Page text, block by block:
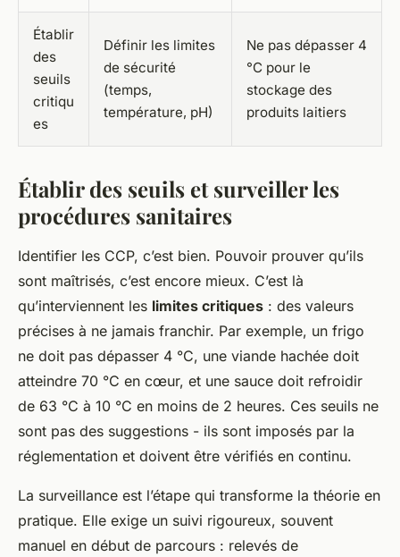
Établir
des
seuils
critiqu
es
Définir les limites
de sécurité
(temps,
température, pH)
Ne pas dépasser 4
°C pour le
stockage des
produits laitiers
Établir des seuils et surveiller les
procédures sanitaires
Identifier les CCP, c’est bien. Pouvoir prouver qu’ils
sont maîtrisés, c’est encore mieux. C’est là
qu’interviennent les limites critiques : des valeurs
précises à ne jamais franchir. Par exemple, un frigo
ne doit pas dépasser 4 °C, une viande hachée doit
atteindre 70 °C en cœur, et une sauce doit refroidir
de 63 °C à 10 °C en moins de 2 heures. Ces seuils ne
sont pas des suggestions - ils sont imposés par la
réglementation et doivent être vérifiés en continu.
La surveillance est l’étape qui transforme la théorie en
pratique. Elle exige un suivi rigoureux, souvent
manuel en début de parcours : relevés de